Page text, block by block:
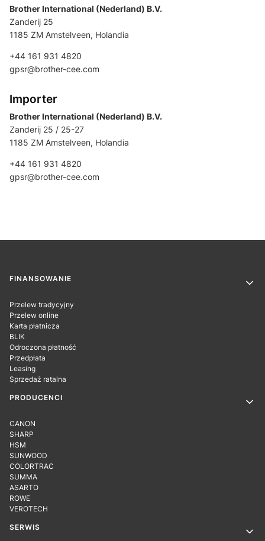
Brother International (Nederland) B.V.
Zanderij 25
1185 ZM Amstelveen, Holandia
+44 161 931 4820
gpsr@brother-cee.com
Importer
Brother International (Nederland) B.V.
Zanderij 25 / 25-27
1185 ZM Amstelveen, Holandia
+44 161 931 4820
gpsr@brother-cee.com
Linki w stopce
FINANSOWANIE
Przelew tradycyjny
Przelew online
Karta płatnicza
BLIK
Odroczona płatność
Przedpłata
Leasing
Sprzedaż ratalna
PRODUCENCI
CANON
SHARP
HSM
SUNWOOD
COLORTRAC
SUMMA
ASARTO
ROWE
VEROTECH
SERWIS